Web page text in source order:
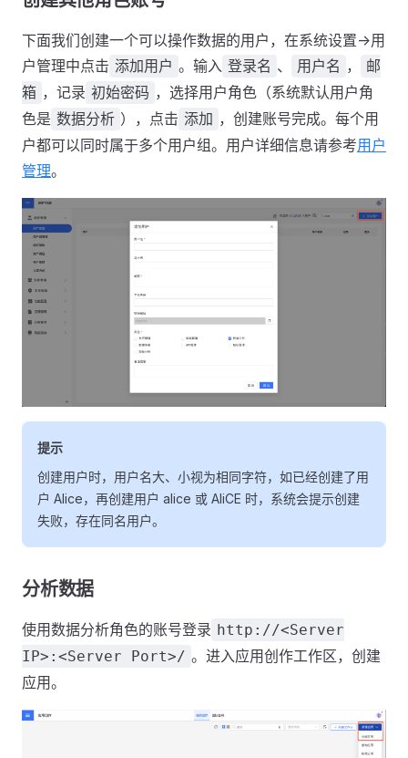
下面我们创建一个可以操作数据的用户，在系统设置->用
户管理中点击 添加用户 。输入 登录名 、 用户名 ，
邮
箱 ，记录 初始密码 ，选择用户角色（系统默认用户角
色是 数据分析 ），点击 添加 ，创建账号完成。每个用
户都可以同时属于多个用户组。用户详细信息请参考用户
管理。
提示
创建用户时，用户名大、小视为相同字符，如已经创建了用
户 Alice，再创建用户 alice 或 AliCE 时，系统会提示创建
失败，存在同名用户。
分析数据
使用数据分析角色的账号登录 http://<Server
IP>:<Server Port>/ 。进入应用创作工作区，创建
应用。